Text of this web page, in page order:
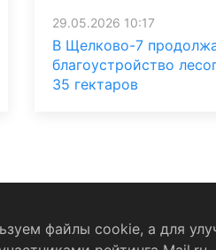
29.05.2026 10:17
В Щелково-7
благоустройство
35 гектаров
файлы cookie, а для